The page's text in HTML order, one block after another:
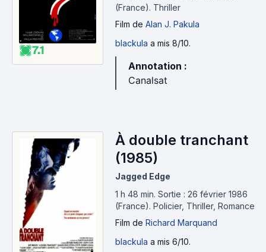
7.1
(France). Thriller
Film de Alan J. Pakula
blackula a mis 8/10.
Annotation :
Canalsat
À double tranchant
(1985)
Jagged Edge
1 h 48 min. Sortie : 26 février 1986
(France). Policier, Thriller, Romance
Film de Richard Marquand
blackula a mis 6/10.